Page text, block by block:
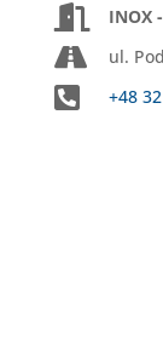
INOX
ul.
+48